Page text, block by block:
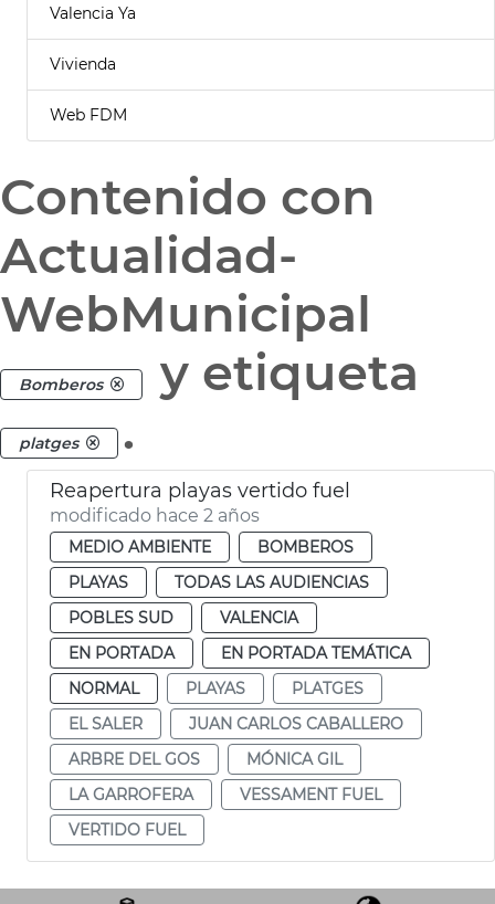
Valencia Ya
Vivienda
Web FDM
Contenido con
Actualidad-
WebMunicipal
Bomberos y etiqueta
platges .
Reapertura playas vertido fuel
modificado hace 2 años
MEDIO AMBIENTE
BOMBEROS
PLAYAS
TODAS LAS AUDIENCIAS
POBLES SUD
VALENCIA
EN PORTADA
EN PORTADA TEMÁTICA
NORMAL
PLAYAS
PLATGES
EL SALER
JUAN CARLOS CABALLERO
ARBRE DEL GOS
MÓNICA GIL
LA GARROFERA
VESSAMENT FUEL
VERTIDO FUEL